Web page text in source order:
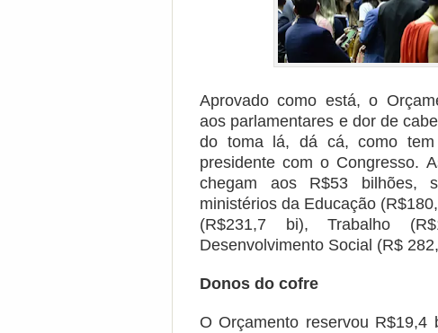
Aprovado como está, o
aos parlamentares e dor de
do toma lá, dá cá, como tem
presidente com o Congresso.
chegam aos R$53 bilhões,
ministérios da Educação
(R$231,7 bi), Trabalho
Desenvolvimento Social (R$
Donos do cofre
O Orçamento reservou R$19,4